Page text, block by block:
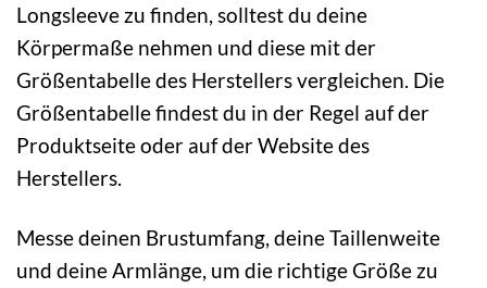
Longsleeve zu finden, solltest du deine
Körpermaße nehmen und diese mit der
Größentabelle des Herstellers vergleichen. Die
Größentabelle findest du in der Regel auf der
Produktseite oder auf der Website des
Herstellers.
Messe deinen Brustumfang, deine Taillenweite
und deine Armlänge, um die richtige Größe zu